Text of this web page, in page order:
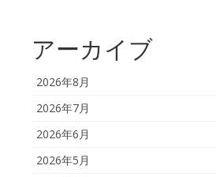
アーカイブ
2026年8月
2026年7月
2026年6月
2026年5月